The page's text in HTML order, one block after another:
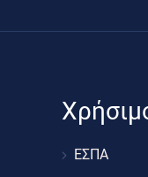
ΕΣΠΑ